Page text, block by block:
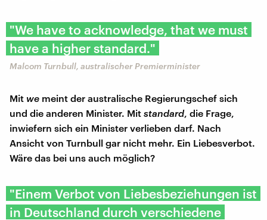
"We have to acknowledge, that we must
have a higher standard."
Malcom Turnbull, australischer Premierminister
Mit we meint der australische Regierungschef sich
und die anderen Minister. Mit standard, die Frage,
inwiefern sich ein Minister verlieben darf. Nach
Ansicht von Turnbull gar nicht mehr. Ein Liebesverbot.
Wäre das bei uns auch möglich?
"Einem Verbot von Liebesbeziehungen ist
in Deutschland durch verschiedene